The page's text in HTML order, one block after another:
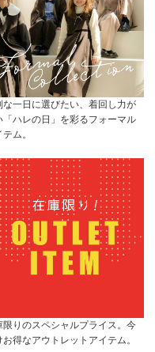
な一日に選びたい、着回し力が
「ハレの日」を彩るフォーマル
ム。
限りのスペシャルプライス。今
お得なアウトレットアイテム。